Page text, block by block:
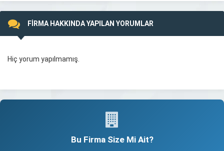
FİRMA HAKKINDA YAPILAN YORUMLAR
Hiç yorum yapılmamış.
Bu Firma Size Mi Ait?